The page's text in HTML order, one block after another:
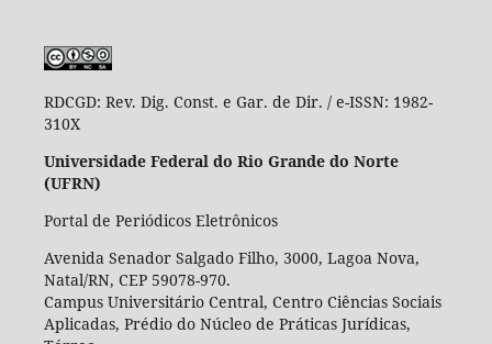
RDCGD: Rev. Dig. Const. e Gar. de Dir. / e-ISSN: 1982-
310X
Universidade Federal do Rio Grande do Norte
(UFRN)
Portal de Periódicos Eletrônicos
Avenida Senador Salgado Filho, 3000, Lagoa Nova,
Natal/RN, CEP 59078-970.
Campus Universitário Central, Centro Ciências Sociais
Aplicadas, Prédio do Núcleo de Práticas Jurídicas,